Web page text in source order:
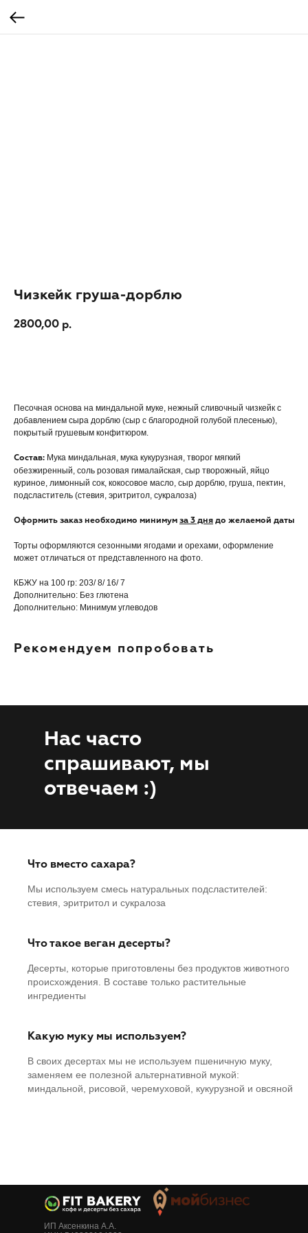
Чизкейк груша-дорблю
2800,00 р.
Песочная основа на миндальной муке, нежный сливочный чизкейк с
добавлением сыра дорблю (сыр с благородной голубой плесенью),
покрытый грушевым конфитюром.
Состав: Мука миндальная, мука кукурузная, творог мягкий
обезжиренный, соль розовая гималайская, сыр творожный, яйцо
куриное, лимонный сок, кокосовое масло, сыр дорблю, груша, пектин,
подсластитель (стевия, эритритол, сукралоза)
Оформить заказ необходимо минимум за 3 дня до желаемой даты
Торты оформляются сезонными ягодами и орехами, оформление
может отличаться от представленного на фото.
КБЖУ на 100 гр: 203/ 8/ 16/ 7
Дополнительно: Без глютена
Дополнительно: Минимум углеводов
Рекомендуем попробовать
Нас часто
спрашивают, мы
отвечаем :)
Что вместо сахара?
Мы используем смесь натуральных подсластителей:
стевия, эритритол и сукралоза
Что такое веган десерты?
Десерты, которые приготовлены без продуктов животного
происхождения. В составе только растительные
ингредиенты
Какую муку мы используем?
В своих десертах мы не используем пшеничную муку,
заменяем ее полезной альтернативной мукой:
миндальной, рисовой, черемуховой, кукурузной и овсяной
ИП Аксенкина А.А.